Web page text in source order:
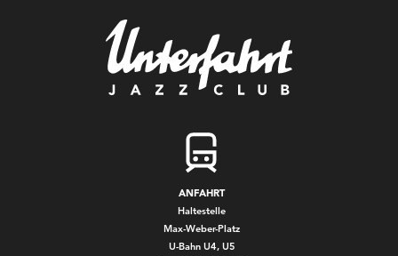
ANFAHRT
Haltestelle
Max-Weber-Platz
U-Bahn U4, U5